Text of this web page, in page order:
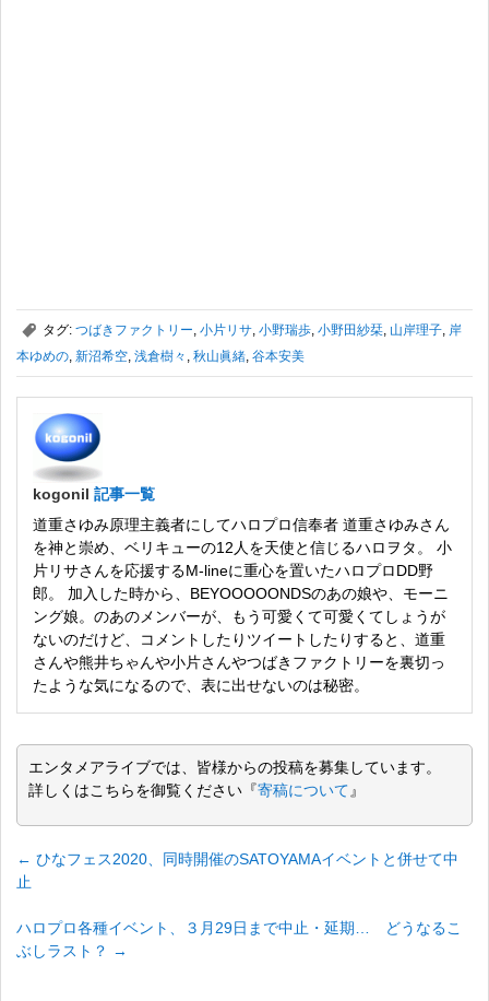
, タグ: つばきファクトリー, 小片リサ, 小野瑞歩, 小野田紗栞, 山岸理子, 岸
本ゆめの, 新沼希空, 浅倉樹々 , 秋山眞緒, 谷本安美
kogonil 記事一覧
道重さゆみ原理主義者にしてハロプロ信奉者 道重さゆみさん
を神と崇め、ベリキューの12人を天使と信じるハロヲタ。 小
片リサさんを応援するM-lineに重心を置いたハロプロDD野
郎。 加入した時から、BEYOOOOONDSのあの娘や、モーニ
ング娘。のあのメンバーが、もう可愛くて可愛くてしょうが
ないのだけど、コメントしたりツイートしたりすると、道重
さんや熊井ちゃんや小片さんやつばきファクトリーを裏切っ
たような気になるので、表に出せないのは秘密。
エンタメアライブでは、皆様からの投稿を募集しています。
詳しくはこちらを御覧ください『寄稿について』
← ひなフェス2020、同時開催のSATOYAMAイベントと併せて中
止
ハロプロ各種イベント、３月29日まで中止・延期… どうなるこ
ぶしラスト？ →